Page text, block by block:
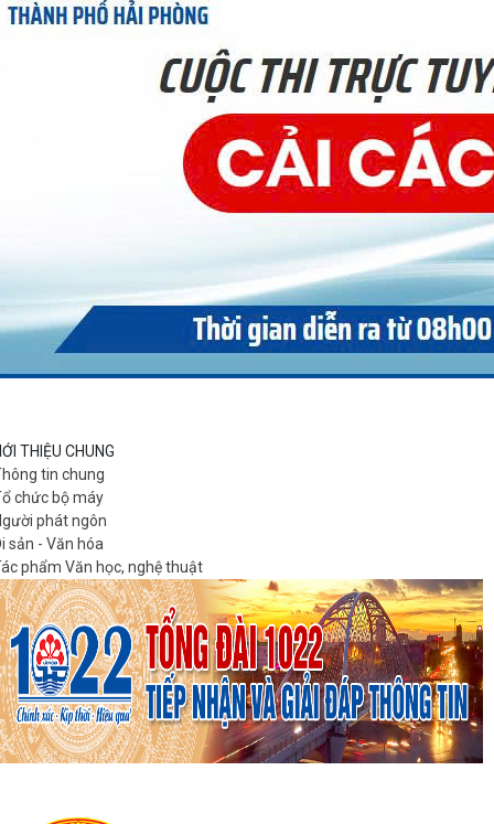
THIỆU CHUNG
tin chung
chức bộ máy
phát ngôn
sản - Văn hóa
phẩm Văn học, nghệ thuật